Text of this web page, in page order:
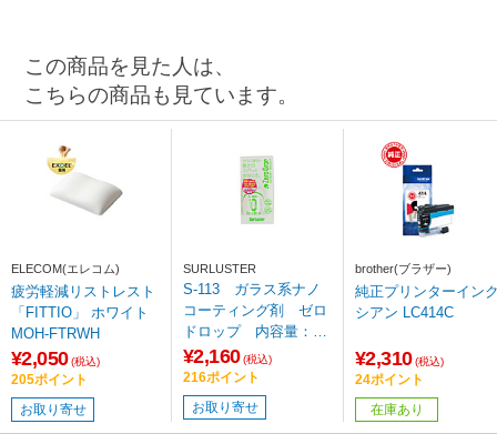
この商品を見た人は、
こちらの商品も見ています。
ELECOM(エレコム)
疲労軽減リストレスト
「FITTIO」 ホワイト
MOH-FTRWH
¥2,050 (税込)
205ポイント
お取り寄せ
SURLUSTER
S-113 ガラス系ナノ
コーティング剤 ゼロ
ドロップ 内容量：28
0ml 高撥水タイプ
マイクロファイバーク
ロス付き
¥2,160 (税込)
216ポイント
お取り寄せ
brother(ブラザー)
純正プリンターイン
シアン LC414C
¥2,310 (税込)
24ポイント
在庫あり